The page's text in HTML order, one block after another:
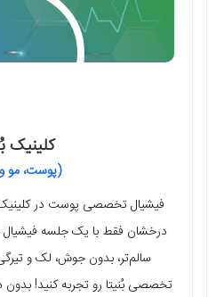
کلینیک
(پوست، مو و
فیشیال تخصصی پوست در کلینیک
درخشان فقط با یک جلسه فیشیال
سالم‌تر، بدون جوش، لک و
تخصصی بُنیتا رو تجربه کنید!